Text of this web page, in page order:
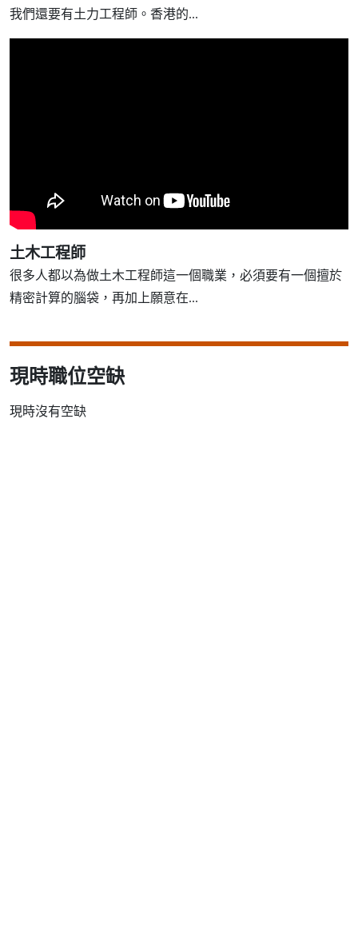
我們還要有土力工程師。香港的...
土木工程師
很多人都以為做土木工程師這一個職業，必須要有一個擅於
精密計算的腦袋，再加上願意在...
現時職位空缺
現時沒有空缺